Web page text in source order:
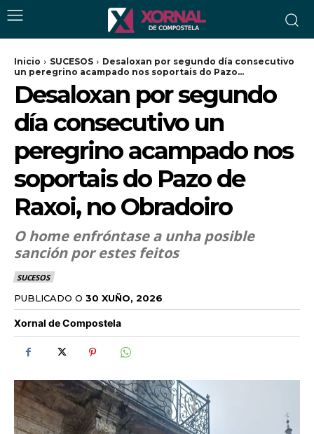
Inicio SUCESOS
Desaloxan por segundo día consecutivo
un peregrino acampado nos soportais do Pazo...
Desaloxan por segundo
día consecutivo un
peregrino acampado nos
soportais do Pazo de
Raxoi, no Obradoiro
O home enfróntase a unha posible
sanción por estes feitos
SUCESOS
PUBLICADO O 30 XUÑO, 2026
Xornal de Compostela